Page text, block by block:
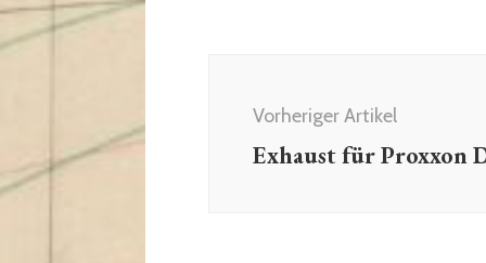
Vorheriger Artikel
Exhaust für Proxxon